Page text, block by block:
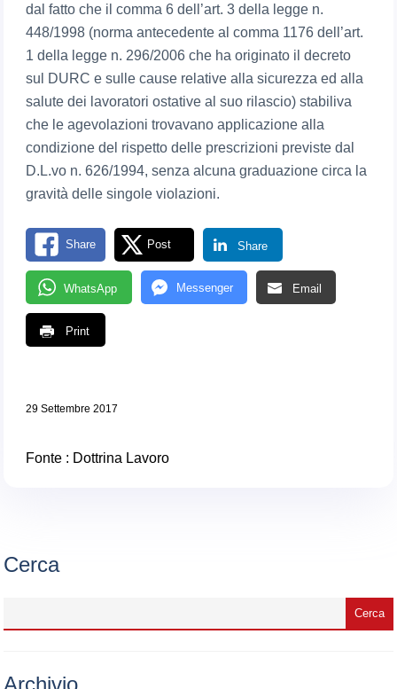
dal fatto che il comma 6 dell’art. 3 della legge n.
448/1998 (norma antecedente al comma 1176 dell’art.
1 della legge n. 296/2006 che ha originato il decreto
sul DURC e sulle cause relative alla sicurezza ed alla
salute dei lavoratori ostative al suo rilascio) stabiliva
che le agevolazioni trovavano applicazione alla
condizione del rispetto delle prescrizioni previste dal
D.L.vo n. 626/1994, senza alcuna graduazione circa la
gravità delle singole violazioni.
Share Post Share
WhatsApp Messenger Email
Print
29 Settembre 2017
Fonte : Dottrina Lavoro
Cerca
Archivio